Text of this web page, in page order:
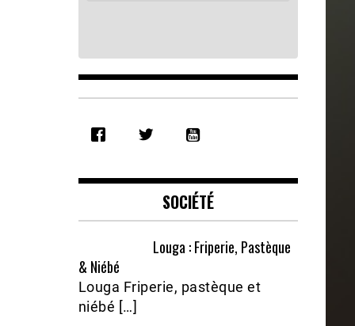
RSS FEED
EMBED
SOCIÉTÉ
Louga : Friperie, Pastèque
& Niébé
Louga Friperie, pastèque et
niébé […]